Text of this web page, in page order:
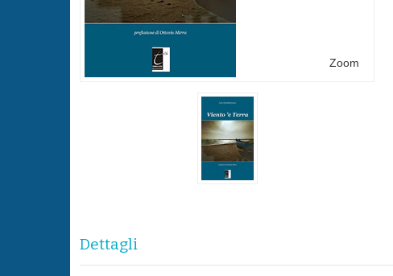
Zoom
Dettagli